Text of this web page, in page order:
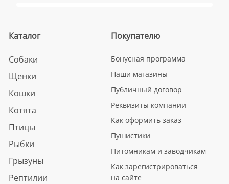
Каталог
Собаки
Щенки
Кошки
Котята
Птицы
Рыбки
Грызуны
Рептилии
Покупателю
Бонусная программа
Наши магазины
Публичный договор
Реквизиты компании
Как оформить заказ
Пушистики
Питомникам и заводчикам
Как зарегистрироваться
на сайте